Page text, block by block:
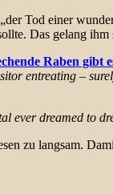
Tod einer
Das gelang ihm
Raben gibt
entreating –
ever dreamed to
zu langsam.